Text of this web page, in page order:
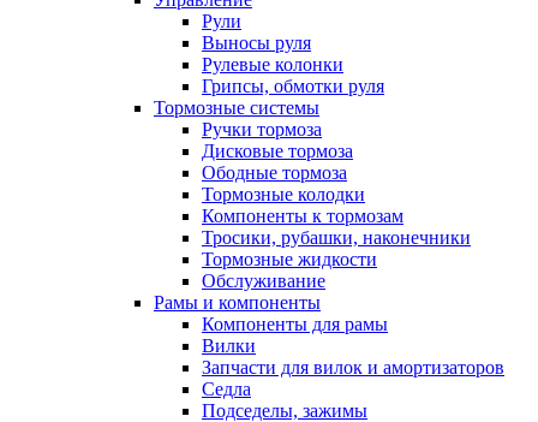
Рули
Выносы руля
Рулевые колонки
Грипсы, обмотки руля
Тормозные системы
Ручки тормоза
Дисковые тормоза
Ободные тормоза
Тормозные колодки
Компоненты к тормозам
Тросики, рубашки, наконечники
Тормозные жидкости
Обслуживание
Рамы и компоненты
Компоненты для рамы
Вилки
Запчасти для вилок и амортизаторов
Седла
Подседелы, зажимы